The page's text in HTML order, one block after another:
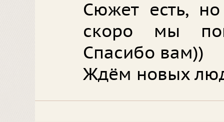
Сюжет есть,
скоро мы
Спасибо вам))
Ждём новых